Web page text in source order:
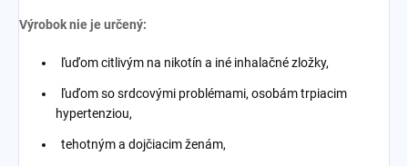
Výrobok nie je určený:
ľuďom citlivým na nikotín a iné inhalačné zložky,
ľuďom so srdcovými problémami, osobám trpiacim
hypertenziou,
tehotným a dojčiacim ženám,